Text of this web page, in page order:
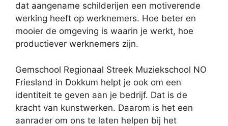
dat aangename schilderijen een motiverende
werking heeft op werknemers. Hoe beter en
mooier de omgeving is waarin je werkt, hoe
productiever werknemers zijn.
Gemschool Regionaal Streek Muziekschool NO
Friesland in Dokkum helpt je ook om een
identiteit te geven aan je bedrijf. Dat is de
kracht van kunstwerken. Daarom is het een
aanrader om ons te laten helpen bij het